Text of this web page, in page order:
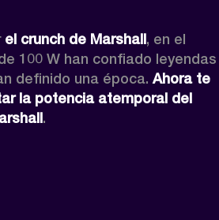
el crunch de Marshall, en el
100 W han confiado leyendas
definido una época. Ahora te
la potencia atemporal del
.